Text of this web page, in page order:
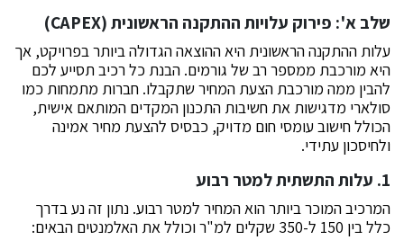
שלב א': פירוק עלויות ההתקנה הראשונית (CAPEX)
עלות ההתקנה הראשונית היא ההוצאה הגדולה ביותר בפרויקט, אך
היא מורכבת ממספר רב של גורמים. הבנת כל רכיב תסייע לכם
להבין ממה מורכבת הצעת המחיר שתקבלו. חברות מתמחות כמו
סולארי מדגישות את חשיבות התכנון המקדים המותאם אישית,
הכולל חישוב עומסי חום מדויק, כבסיס להצעת מחיר אמינה
ולחיסכון עתידי.
1. עלות התשתית למטר רבוע
המרכיב המוכר ביותר הוא המחיר למטר רבוע. נתון זה נע בדרך
כלל בין 150 ל-350 שקלים למ"ר וכולל את האלמנטים הבאים: